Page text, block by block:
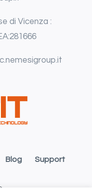
di Vicenza :
Blog Support